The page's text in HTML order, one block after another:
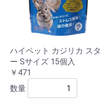
ハイペット カジリカ スタ
ー Sサイズ 15個入
￥471
数量